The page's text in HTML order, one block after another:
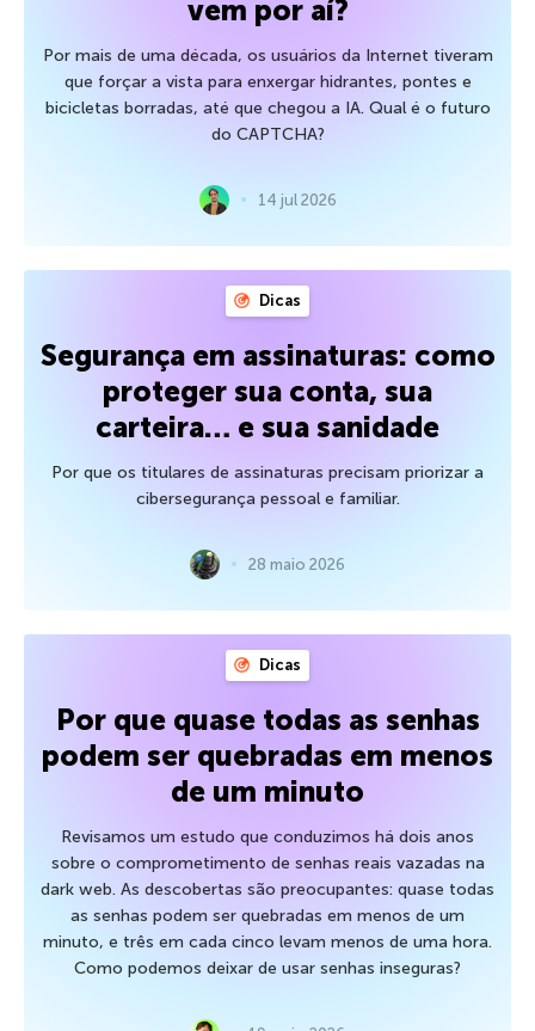
vem por aí?
Por mais de uma década, os usuários da Internet tiveram
que forçar a vista para enxergar hidrantes, pontes e
bicicletas borradas, até que chegou a IA. Qual é o futuro
do CAPTCHA?
14 jul 2026
Dicas
Segurança em assinaturas: como
proteger sua conta, sua
carteira… e sua sanidade
Por que os titulares de assinaturas precisam priorizar a
cibersegurança pessoal e familiar.
28 maio 2026
Dicas
Por que quase todas as senhas
podem ser quebradas em menos
de um minuto
Revisamos um estudo que conduzimos há dois anos
sobre o comprometimento de senhas reais vazadas na
dark web. As descobertas são preocupantes: quase todas
as senhas podem ser quebradas em menos de um
minuto, e três em cada cinco levam menos de uma hora.
Como podemos deixar de usar senhas inseguras?